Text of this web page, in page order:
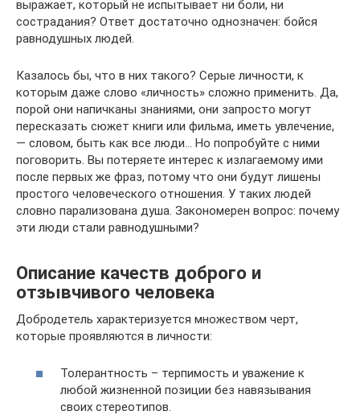
выражает, который не испытывает ни боли, ни
сострадания? Ответ достаточно однозначен: бойся
равнодушных людей.
Казалось бы, что в них такого? Серые личности, к
которым даже слово «личность» сложно применить. Да,
порой они напичканы знаниями, они запросто могут
пересказать сюжет книги или фильма, иметь увлечение,
— словом, быть как все люди… Но попробуйте с ними
поговорить. Вы потеряете интерес к излагаемому ими
после первых же фраз, потому что они будут лишены
простого человеческого отношения. У таких людей
словно парализована душа. Закономерен вопрос: почему
эти люди стали равнодушными?
Описание качеств доброго и
отзывчивого человека
Добродетель характеризуется множеством черт,
которые проявляются в личности:
Толерантность – терпимость и уважение к
любой жизненной позиции без навязывания
своих стереотипов.